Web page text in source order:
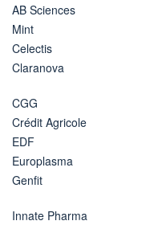
AB Sciences
Mint
Celectis
Claranova
CGG
Crédit Agricole
EDF
Europlasma
Genfit
Innate Pharma